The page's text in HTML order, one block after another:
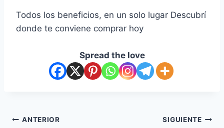
Todos los beneficios, en un solo lugar Descubrí
donde te conviene comprar hoy
Spread the love
ANTERIOR SIGUIENTE